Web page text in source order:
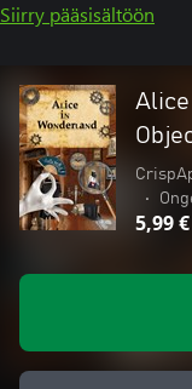
Siirry pääsisältöön
•
5,99 €